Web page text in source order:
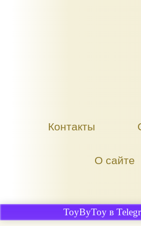
Контакты
О сайте
ToyByToy в